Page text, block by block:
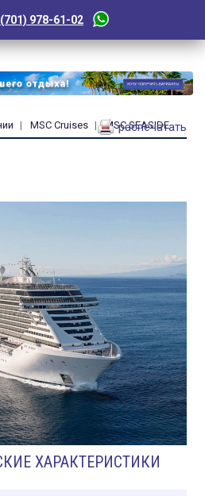
978-61-02
MSC Cruises MSC SEASIDE
распечатать
ХАРАКТЕРИСТИКИ